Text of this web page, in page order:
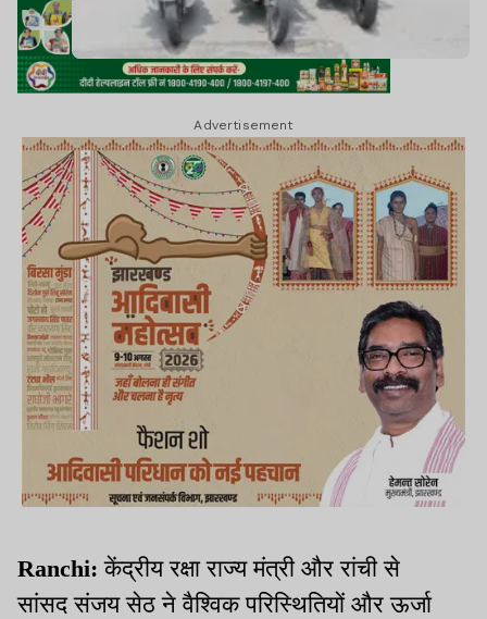
Advertisement
Ranchi:केंद्रीय रक्षा राज्य मंत्री और रांची से
सांसद संजय सेठ ने वैश्विक परिस्थितियों और ऊर्जा